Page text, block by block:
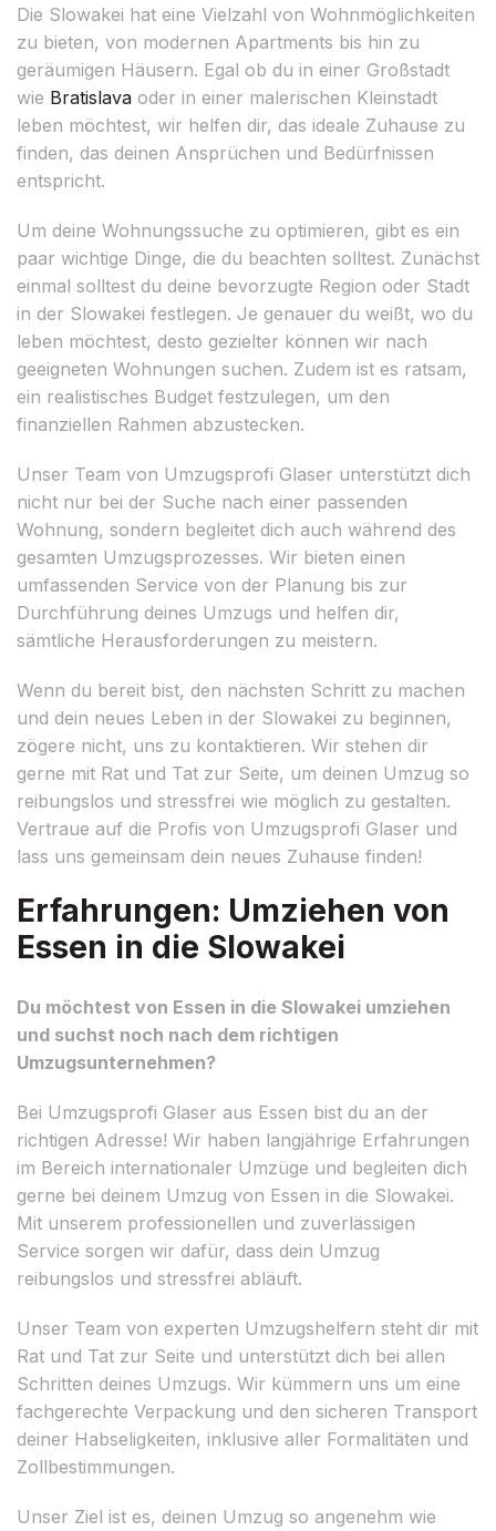
Die Slowakei hat eine Vielzahl von Wohnmöglichkeiten
zu bieten, von modernen Apartments bis hin zu
geräumigen Häusern. Egal ob du in einer Großstadt
wie Bratislava oder in einer malerischen Kleinstadt
leben möchtest, wir helfen dir, das ideale Zuhause zu
finden, das deinen Ansprüchen und Bedürfnissen
entspricht.
Um deine Wohnungssuche zu optimieren, gibt es ein
paar wichtige Dinge, die du beachten solltest. Zunächst
einmal solltest du deine bevorzugte Region oder Stadt
in der Slowakei festlegen. Je genauer du weißt, wo du
leben möchtest, desto gezielter können wir nach
geeigneten Wohnungen suchen. Zudem ist es ratsam,
ein realistisches Budget festzulegen, um den
finanziellen Rahmen abzustecken.
Unser Team von Umzugsprofi Glaser unterstützt dich
nicht nur bei der Suche nach einer passenden
Wohnung, sondern begleitet dich auch während des
gesamten Umzugsprozesses. Wir bieten einen
umfassenden Service von der Planung bis zur
Durchführung deines Umzugs und helfen dir,
sämtliche Herausforderungen zu meistern.
Wenn du bereit bist, den nächsten Schritt zu machen
und dein neues Leben in der Slowakei zu beginnen,
zögere nicht, uns zu kontaktieren. Wir stehen dir
gerne mit Rat und Tat zur Seite, um deinen Umzug so
reibungslos und stressfrei wie möglich zu gestalten.
Vertraue auf die Profis von Umzugsprofi Glaser und
lass uns gemeinsam dein neues Zuhause finden!
Erfahrungen: Umziehen von
Essen in die Slowakei
Du möchtest von Essen in die Slowakei umziehen
und suchst noch nach dem richtigen
Umzugsunternehmen?
Bei Umzugsprofi Glaser aus Essen bist du an der
richtigen Adresse! Wir haben langjährige Erfahrungen
im Bereich internationaler Umzüge und begleiten dich
gerne bei deinem Umzug von Essen in die Slowakei.
Mit unserem professionellen und zuverlässigen
Service sorgen wir dafür, dass dein Umzug
reibungslos und stressfrei abläuft.
Unser Team von experten Umzugshelfern steht dir mit
Rat und Tat zur Seite und unterstützt dich bei allen
Schritten deines Umzugs. Wir kümmern uns um eine
fachgerechte Verpackung und den sicheren Transport
deiner Habseligkeiten, inklusive aller Formalitäten und
Zollbestimmungen.
Unser Ziel ist es, deinen Umzug so angenehm wie